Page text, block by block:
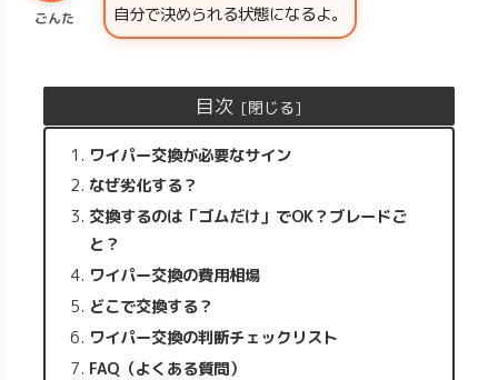
ごんた
自分で決められる状態になるよ。
目次
ワイパー交換が必要なサイン
なぜ劣化する？
交換するのは「ゴムだけ」でOK？ブレードご
と？
ワイパー交換の費用相場
どこで交換する？
ワイパー交換の判断チェックリスト
FAQ（よくある質問）